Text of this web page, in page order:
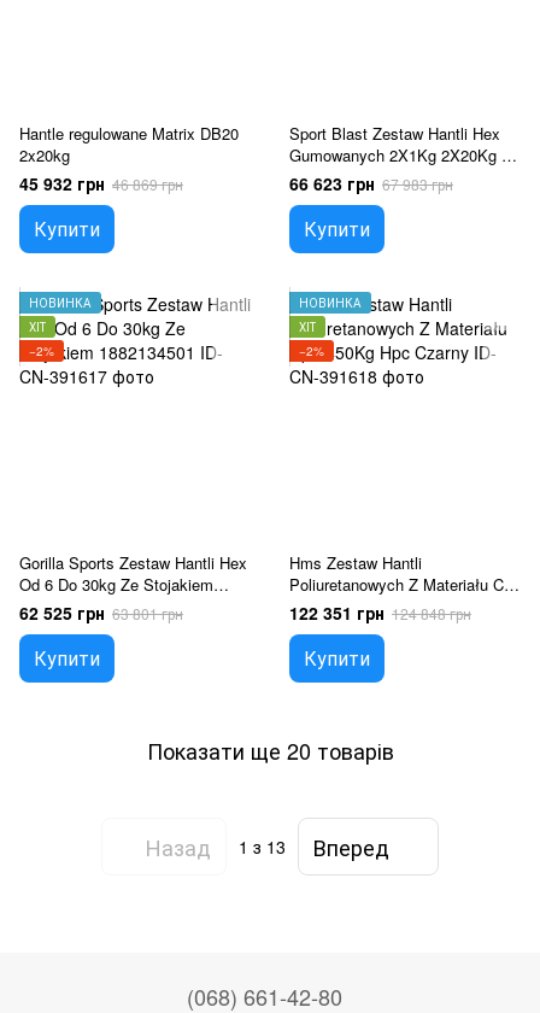
Hantle regulowane Matrix DB20
2x20kg
45 932 грн 46 869 грн
Купити
Sport Blast Zestaw Hantli Hex
Gumowanych 2X1Kg 2X20Kg Ze
Stojakiem Solidne 240Kg
11963750
66 623 грн 67 983 грн
Купити
НОВИНКА
ХІТ
−2%
Gorilla Sports Zestaw Hantli Hex
Od 6 Do 30kg Ze Stojakiem
1882134501
62 525 грн 63 801 грн
Купити
НОВИНКА
ХІТ
−2%
Hms Zestaw Hantli
Poliuretanowych Z Materiału Cpu
450Kg Hpc Czarny
122 351 грн 124 848 грн
Купити
Показати ще 20 товарів
Назад 1 з 13 Вперед
(068) 661-42-80